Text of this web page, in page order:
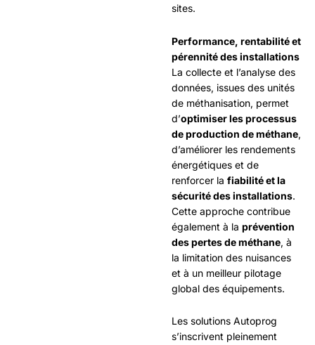
sites.
Performance, rentabilité et
pérennité des installations
La collecte et l’analyse des
données, issues des unités
de méthanisation, permet
d’optimiser les processus
de production de méthane,
d’améliorer les rendements
énergétiques et de
renforcer la fiabilité et la
sécurité des installations.
Cette approche contribue
également à la prévention
des pertes de méthane, à
la limitation des nuisances
et à un meilleur pilotage
global des équipements.
Les solutions Autoprog
s’inscrivent pleinement